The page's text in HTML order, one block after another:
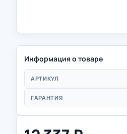
Информация о товаре
АРТИКУЛ
ГАРАНТИЯ